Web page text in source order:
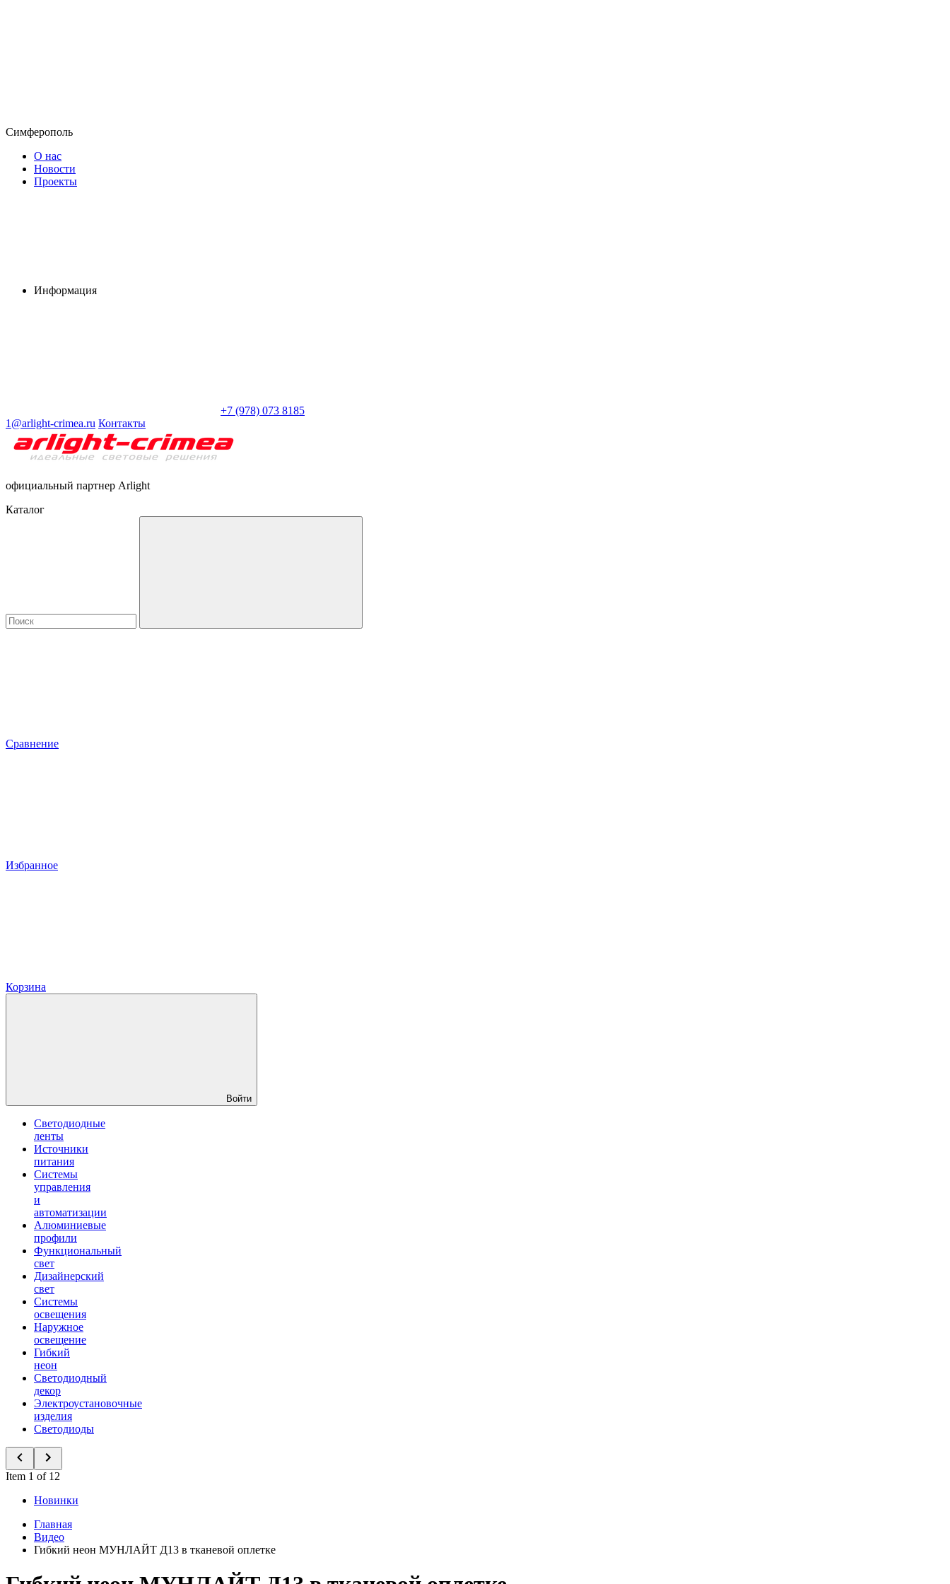
Симферополь
О нас
Новости
Проекты
Информация
+7 (978) 073 8185
1@arlight-crimea.ru Контакты
официальный партнер Arlight
Каталог
Сравнение
Избранное
Корзина
Войти
Светодиодные
ленты
Источники
питания
Системы
управления
и
автоматизации
Алюминиевые
профили
Функциональный
свет
Дизайнерский
свет
Системы
освещения
Наружное
освещение
Гибкий
неон
Светодиодный
декор
Электроустановочные
изделия
Светодиоды
Item 1 of 12
Новинки
Главная
Видео
Гибкий неон МУНЛАЙТ Д13 в тканевой оплетке